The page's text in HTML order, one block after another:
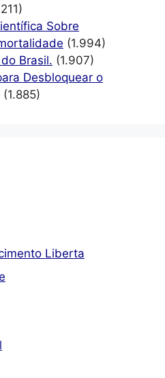
Sobre
(1.994)
Brasil. (1.907)
Desbloquear o
(1.885)
Liberta